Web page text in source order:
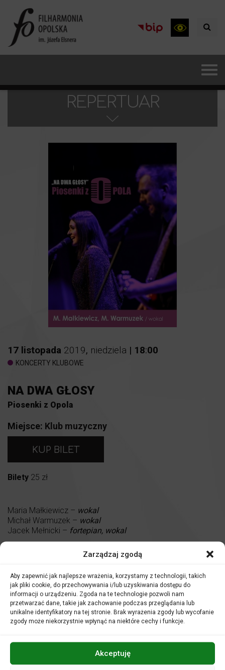
Zarządzaj zgodą
Aby zapewnić jak najlepsze wrażenia, korzystamy z technologii, takich
jak pliki cookie, do przechowywania i/lub uzyskiwania dostępu do
informacji o urządzeniu. Zgoda na te technologie pozwoli nam
przetwarzać dane, takie jak zachowanie podczas przeglądania lub
unikalne identyfikatory na tej stronie. Brak wyrażenia zgody lub wycofanie
zgody może niekorzystnie wpłynąć na niektóre cechy i funkcje.
Akceptuję
REPERTUAR
17 listopada 2019, niedziela | 18:00
KONCERTY KLUBOWE
NA DWA GŁOSY
Piosenki z Opola
Miejsce: Klub muzyczny
KUP BILET
Bilety 25 zł
Maria Małkiewicz – wokal
Michał Warmuzek – wokal
Jacek Mełnicki – fortepian, wokal
keyboard
Radek Pilarz –perkusja
Damian Wojda –gitara
Kontynuując kilkuletnią tradycję prezentowanych w
proponujemy w 2019 r. kolejny, szósty cykl koncertów,
Na Dwa Głosy. Piosenki z Opola.